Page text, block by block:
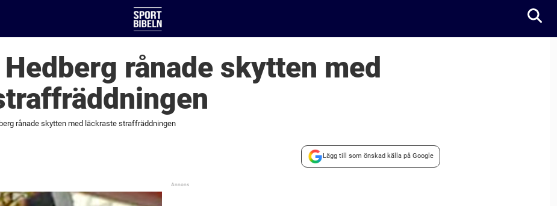
rånade skytten med
rånade skytten med läckraste straffräddningen
Lägg till som önskad källa på Google